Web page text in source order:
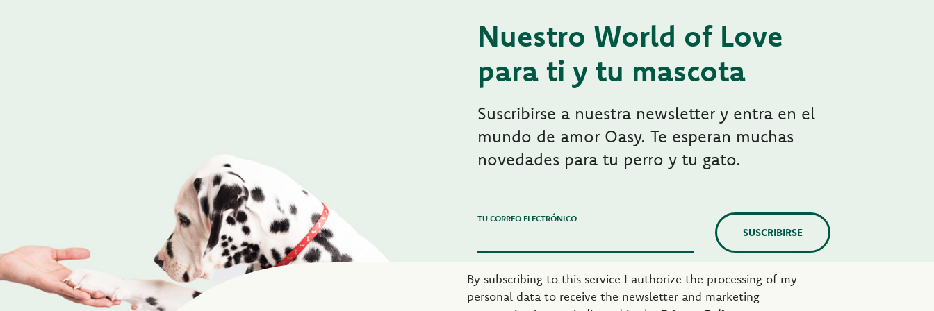
Nuestro World of Love
para ti y tu mascota
Suscribirse a nuestra newsletter y entra en el
mundo de amor Oasy. Te esperan muchas
novedades para tu perro y tu gato.
TU CORREO ELECTRÓNICO
SUSCRIBIRSE
By subscribing to this service I authorize the processing of my
personal data to receive the newsletter and marketing